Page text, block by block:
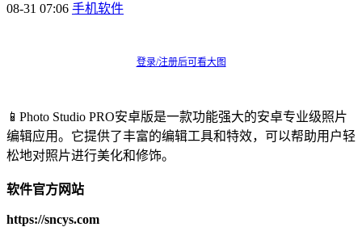
08-31 07:06 手机软件
登录/注册后可看大图
📱Photo Studio PRO安卓版是一款功能强大的安卓专业级照片
编辑应用。它提供了丰富的编辑工具和特效，可以帮助用户轻
松地对照片进行美化和修饰。
软件官方网站
https://sncys.com